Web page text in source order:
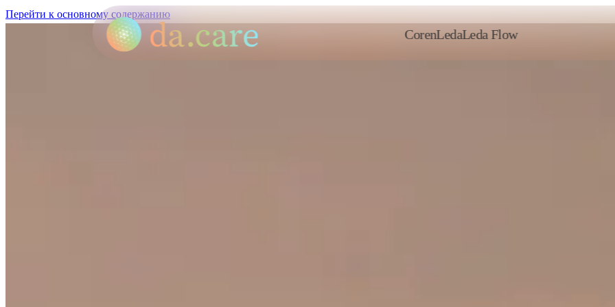
Перейти к основному содержанию
CorenLedaLeda Flow